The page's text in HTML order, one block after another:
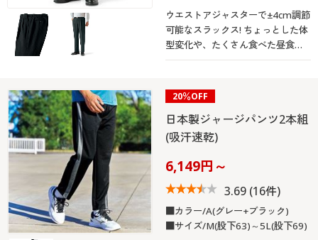
ウエストアジャスターで±4cm調節
可能なスラックス! ちょっとした体
型変化や、たくさん食べた昼食後
も安心♪
20％OFF
日本製ジャージパンツ2本組
(吸汗速乾)
6,149円～
3.69(16件)
■カラー/A(グレー+ブラック)
■サイズ/M(股下63)～5L(股下69)